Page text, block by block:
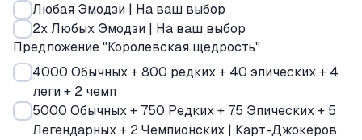
Любая Эмодзи | На ваш выбор
2x Любых Эмодзи | На ваш выбор
Предложение "Королевская щедрость"
4000 Обычных + 800 редких + 40 эпических + 4
леги + 2 чемп
5000 Обычных + 750 Редких + 75 Эпических + 5
Легендарных + 2 Чемпионских | Карт-Джокеров